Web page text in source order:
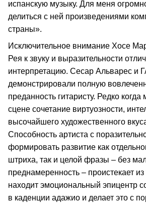
испанскую музыку. Для меня
делиться с ней произведениями
страны».
Исключительное внимание Хосе
Рея к звуку и выразительности
интерпретацию. Сесар Альварес и
демонстрировали полную
преданность гитаристу. Редко
сцене сочетание виртуозности,
высочайшего художественного
Способность артиста с
формировать развитие как
штриха, так и целой фразы – без
преднамеренность – проистекает из
находит эмоциональный эпицентр
в каденции адажио и делает это с